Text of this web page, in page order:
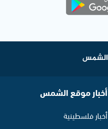
أخبار موقع الشمس
أخبار فلسطينية